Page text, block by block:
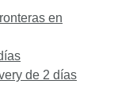
en
de 2 días